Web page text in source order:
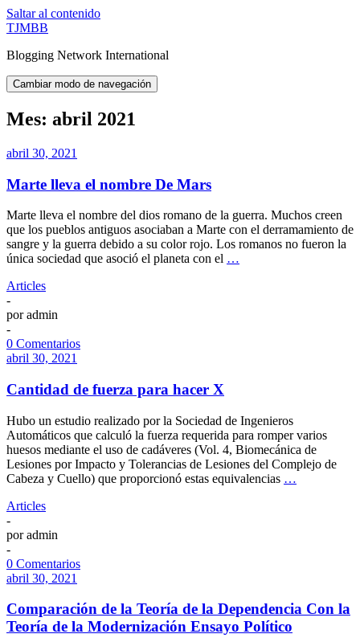
Saltar al contenido
TJMBB
Blogging Network International
Cambiar modo de navegación
Mes: abril 2021
abril 30, 2021
Marte lleva el nombre De Mars
Marte lleva el nombre del dios romano de la guerra. Muchos creen
que los pueblos antiguos asociaban a Marte con el derramamiento de
sangre y la guerra debido a su color rojo. Los romanos no fueron la
única sociedad que asoció el planeta con el …
Articles
-
poradmin
-
0 Comentarios
abril 30, 2021
Cantidad de fuerza para hacer X
Hubo un estudio realizado por la Sociedad de Ingenieros
Automáticos que calculó la fuerza requerida para romper varios
huesos mediante el uso de cadáveres (Vol. 4, Biomecánica de
Lesiones por Impacto y Tolerancias de Lesiones del Complejo de
Cabeza y Cuello) que proporcionó estas equivalencias …
Articles
-
poradmin
-
0 Comentarios
abril 30, 2021
Comparación de la Teoría de la Dependencia Con la
Teoría de la Modernización Ensayo Político